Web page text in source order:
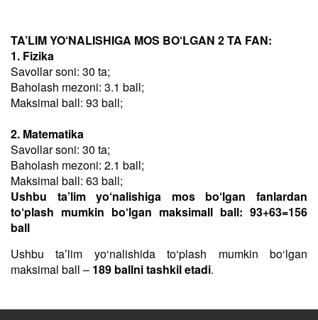
TA’LIM YO‘NALISHIGA MOS BO‘LGAN 2 TA FAN:
1. Fizika
Savollar soni: 30 ta;
Baholash mezoni: 3.1 ball;
Maksimal ball: 93 ball;
2. Matematika
Savollar soni: 30 ta;
Baholash mezoni: 2.1 ball;
Maksimal ball: 63 ball;
Ushbu ta’lim yo‘nalishiga mos bo‘lgan fanlardan
to‘plash mumkin bo‘lgan maksimall ball: 93+63=156
ball
Ushbu taʼlim yo‘nalishida to‘plash mumkin bo‘lgan
maksimal ball – 189 ballni tashkil etadi.